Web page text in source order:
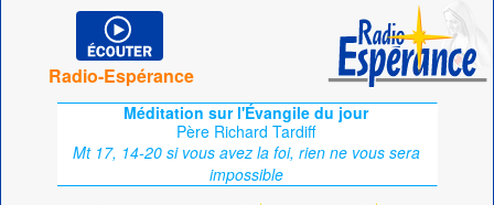
Radio-Espérance
Méditation sur l'Évangile du jour
Père Richard Tardiff
Mt 17, 14-20 si vous avez la foi, rien ne vous sera
impossible